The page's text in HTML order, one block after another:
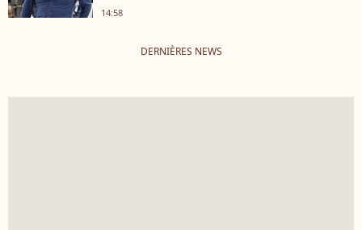
14:58
DERNIÈRES NEWS